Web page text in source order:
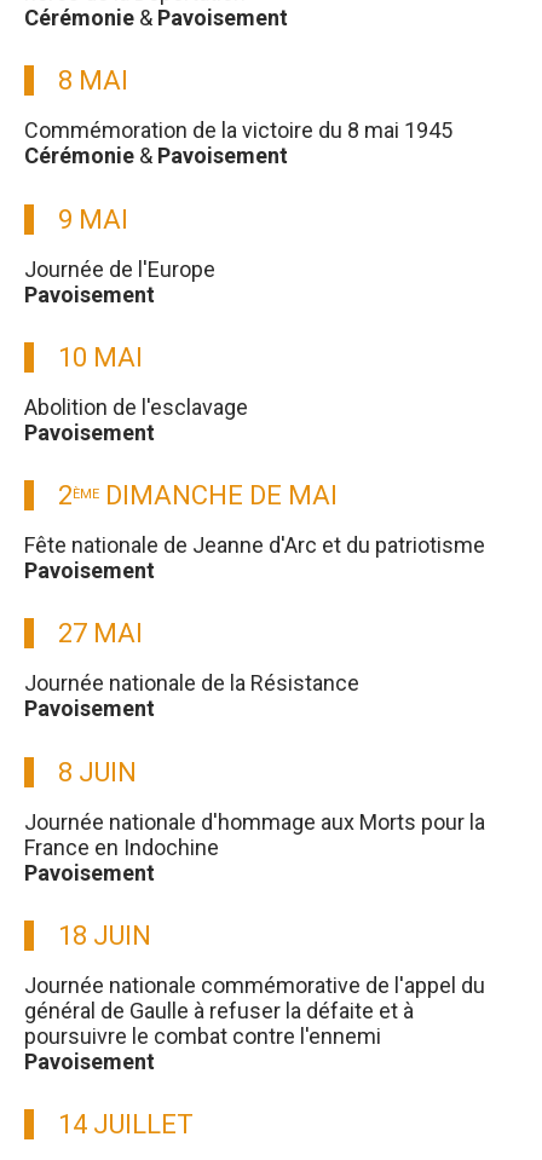
Cérémonie & Pavoisement
8 MAI
Commémoration de la victoire du 8 mai 1945
Cérémonie & Pavoisement
9 MAI
Journée de l'Europe
Pavoisement
10 MAI
Abolition de l'esclavage
Pavoisement
2ÈME DIMANCHE DE MAI
Fête nationale de Jeanne d'Arc et du patriotisme
Pavoisement
27 MAI
Journée nationale de la Résistance
Pavoisement
8 JUIN
Journée nationale d'hommage aux Morts pour la
France en Indochine
Pavoisement
18 JUIN
Journée nationale commémorative de l'appel du
général de Gaulle à refuser la défaite et à
poursuivre le combat contre l'ennemi
Pavoisement
14 JUILLET